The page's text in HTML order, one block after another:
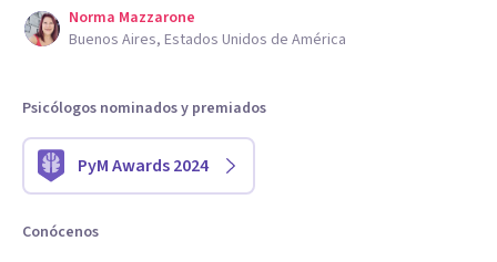
Norma Mazzarone
Buenos Aires, Estados Unidos de América
Psicólogos nominados y premiados
PyM Awards 2024
Conócenos